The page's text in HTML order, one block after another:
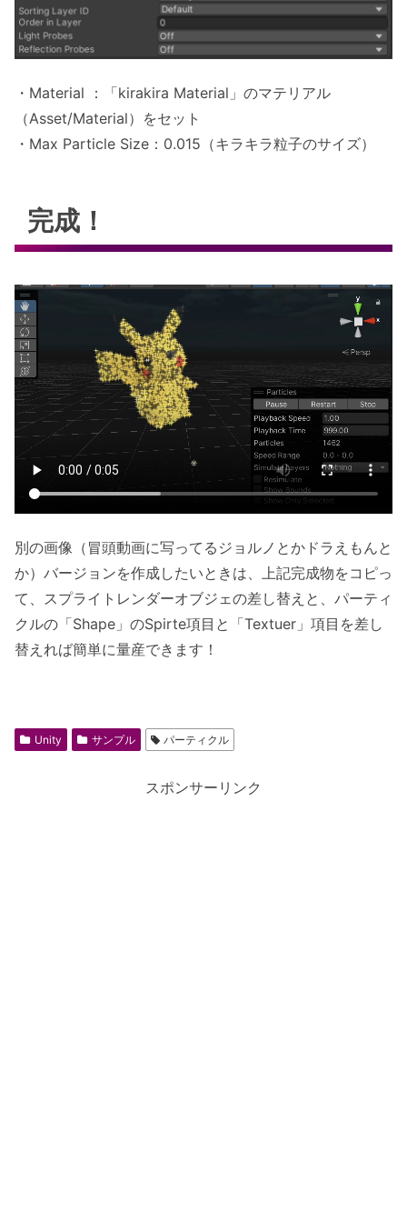
・Material ：「kirakira Material」のマテリアル
（Asset/Material）をセット
・Max Particle Size：0.015（キラキラ粒子のサイズ）
完成！
別の画像（冒頭動画に写ってるジョルノとかドラえもんと
か）バージョンを作成したいときは、上記完成物をコピっ
て、スプライトレンダーオブジェの差し替えと、パーティ
クルの「Shape」のSpirte項目と「Textuer」項目を差し
替えれば簡単に量産できます！
Unity サンプル パーティクル
スポンサーリンク